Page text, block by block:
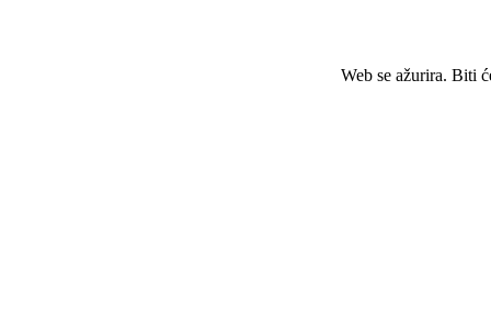
Web se ažurira. Biti